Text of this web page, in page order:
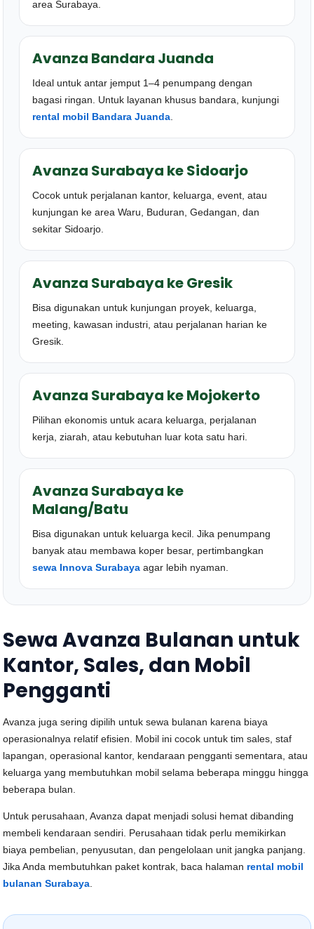
area Surabaya.
Avanza Bandara Juanda
Ideal untuk antar jemput 1–4 penumpang dengan
bagasi ringan. Untuk layanan khusus bandara, kunjungi
rental mobil Bandara Juanda
Avanza Surabaya ke Sidoarjo
Cocok untuk perjalanan kantor, keluarga, event, atau
kunjungan ke area Waru, Buduran, Gedangan, dan
sekitar Sidoarjo.
Avanza Surabaya ke Gresik
Bisa digunakan untuk kunjungan proyek, keluarga,
meeting, kawasan industri, atau perjalanan harian ke
Gresik.
Avanza Surabaya ke Mojokerto
Pilihan ekonomis untuk acara keluarga, perjalanan
kerja, ziarah, atau kebutuhan luar kota satu hari.
Avanza Surabaya ke
Malang/Batu
Bisa digunakan untuk keluarga kecil. Jika penumpang
banyak atau membawa koper besar, pertimbangkan
sewa Innova Surabaya agar lebih nyaman.
Sewa Avanza Bulanan untuk
Kantor, Sales, dan Mobil
Pengganti
Avanza juga sering dipilih untuk sewa bulanan karena biaya
operasionalnya relatif efisien. Mobil ini cocok untuk tim sales, staf
lapangan, operasional kantor, kendaraan pengganti sementara, atau
keluarga yang membutuhkan mobil selama beberapa minggu hingga
beberapa bulan.
Untuk perusahaan, Avanza dapat menjadi solusi hemat dibanding
membeli kendaraan sendiri. Perusahaan tidak perlu memikirkan
biaya pembelian, penyusutan, dan pengelolaan unit jangka panjang.
Jika Anda membutuhkan paket kontrak, baca halaman rental mobil
bulanan Surabaya